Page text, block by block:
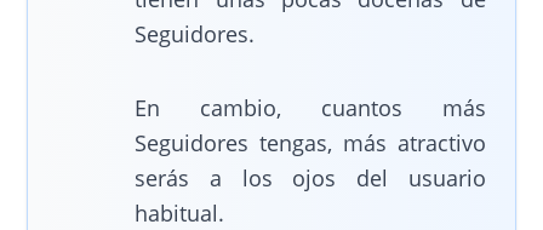
Seguidores.
En cambio, cuantos más
Seguidores tengas, más atractivo
serás a los ojos del usuario
habitual.